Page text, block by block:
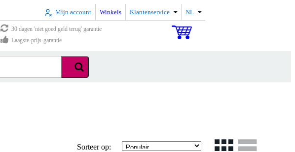
Mijn account Winkels Klantenservice NL
30 dagen 'niet goed geld terug' garantie
Laagste-prijs-garantie
Sorteer op: